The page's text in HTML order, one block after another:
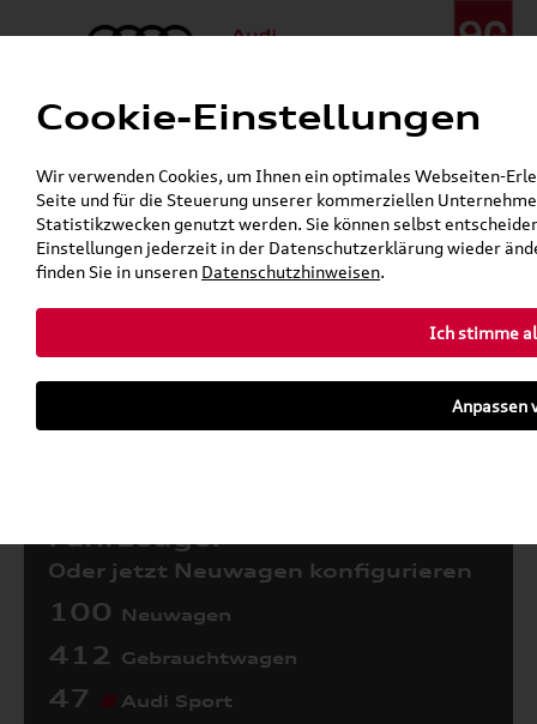
Menü
24h-Pannenhilfe:+49 (0)171 / 870 72 87
Gerade geöffnet
Verkauf:Mo. - Fr. 08:00 - 19:00 Uhr Sa. 09:00 - 13:00 Uhr
Service:Mo. - Fr. 06:00 - 20:00 Uhr Sa. 08:00 - 13:00 Uhr
Zurück zur Startseite
Fahrzeuge:
Oder jetzt Neuwagen konfigurieren
100 Neuwagen
412 Gebrauchtwagen
47 Audi Sport
Cookie-Einstellungen
Wir verwenden Cookies, um Ihnen ein optimales Webseiten-
Seite und für die Steuerung unserer kommerziellen
Statistikzwecken genutzt werden. Sie können selbst
Einstellungen jederzeit in der Datenschutzerklärung wieder
finden Sie in unseren Datenschutzhinweisen.
Ich stimme
Anpassen